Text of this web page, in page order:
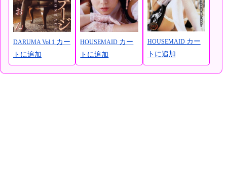
DARUMA Vol.1 カー
トに追加
HOUSEMAID カー
トに追加
HOUSEMAID カー
トに追加